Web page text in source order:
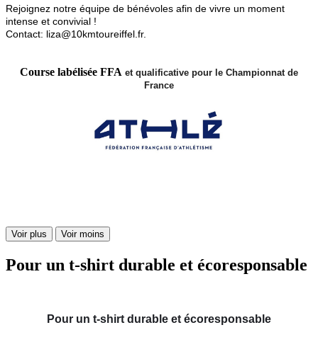
Rejoignez notre équipe de bénévoles afin de vivre un moment
intense et convivial !
Contact: liza@10kmtoureiffel.fr.
Course labélisée FFA et qualificative pour le Championnat de
France
Voir plus Voir moins
Pour un t-shirt durable et écoresponsable
Pour un t-shirt durable et écoresponsable